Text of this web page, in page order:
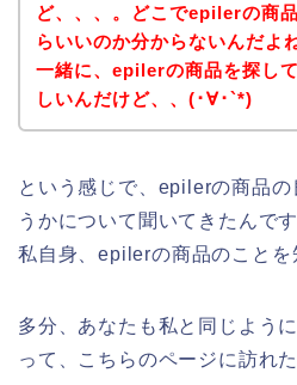
ど、、、。どこでepilerの商
らいいのか分からないんだよ
一緒に、epilerの商品を探し
しいんだけど、、(･∀･`*)
という感じで、epilerの商品
うかについて聞いてきたんで
私自身、epilerの商品のことを
多分、あなたも私と同じよう
って、こちらのページに訪れ